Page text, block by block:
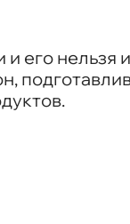
его